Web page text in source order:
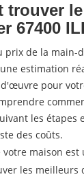
trouver
67400
prix de la
estimation
pour
les étapes
des coûts.
votre maison
les meilleurs